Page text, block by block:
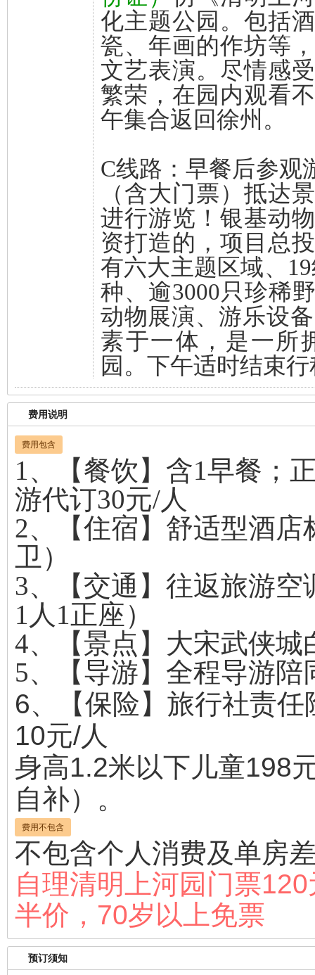
化主题公园。包括
瓷、年画的作坊等
文艺表演。尽情感
繁荣，在园内观看
午集合返回徐州。
C线路：早餐后参观
（含大门票）抵达
进行游览！银基动
资打造的，项目总
有六大主题区域、
种、逾3000只珍稀
动物展演、游乐设
素于一体，是一所
园。下午适时结束
费用说明
费用包含
1、【餐饮】含1早餐；
游代订30元/人
2、【住宿】舒适型酒
卫）
3、【交通】往返旅游
1人1正座）
4、【景点】大宋武侠
5、【导游】全程导游
6、【保险】旅行社责
10元/人
身高1.2米以下儿童198
自补）。
费用不包含
不包含个人消费及单房
自理清明上河园门票
半价，70岁以上免票
预订须知